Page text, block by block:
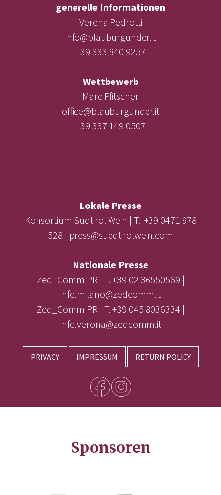
generelle Informationen
Verena Pedrotti
info@blauburgunder.it
+39 333 840 9257
Wettbewerb
Marc Pfitscher
office@blauburgunder.it
+39 337 149 0507
Lokale Presse
Konsortium Südtirol Wein | T. +39 0471 978
528 | press@suedtirolwein.com
Nationale Presse
Zed_Comm PR | T. +39 02 36550569 |
info.milano@zedcomm.it
Zed_Comm PR | T. +39 045 8036334 |
info.verona@zedcomm.it
PRIVACY IMPRESSUM RETURN POLICY
Sponsoren